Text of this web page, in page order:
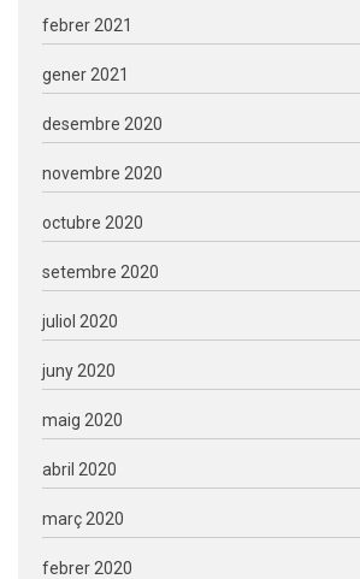
febrer 2021
gener 2021
desembre 2020
novembre 2020
octubre 2020
setembre 2020
juliol 2020
juny 2020
maig 2020
abril 2020
març 2020
febrer 2020